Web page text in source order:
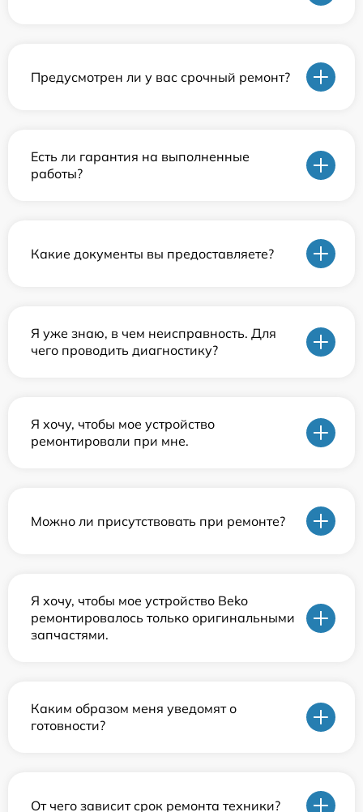
Предусмотрен ли у вас срочный ремонт?
Есть ли гарантия на выполненные
работы?
Какие документы вы предоставляете?
Я уже знаю, в чем неисправность. Для
чего проводить диагностику?
Я хочу, чтобы мое устройство
ремонтировали при мне.
Можно ли присутствовать при ремонте?
Я хочу, чтобы мое устройство Beko
ремонтировалось только оригинальными
запчастями.
Каким образом меня уведомят о
готовности?
От чего зависит срок ремонта техники?